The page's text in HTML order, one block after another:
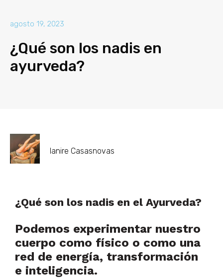
agosto 19, 2023
¿Qué son los nadis en
ayurveda?
Ianire Casasnovas
¿Qué son los nadis en el Ayurveda?
Podemos experimentar nuestro
cuerpo como físico o como una
red de energía, transformación
e inteligencia.